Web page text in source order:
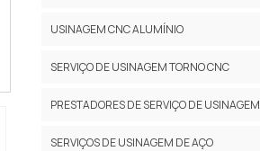
USINAGEM CNC ALUMÍNIO
SERVIÇO DE USINAGEM TORNO CNC
PRESTADORES DE SERVIÇO DE USINAGEM
SERVIÇOS DE USINAGEM DE AÇO